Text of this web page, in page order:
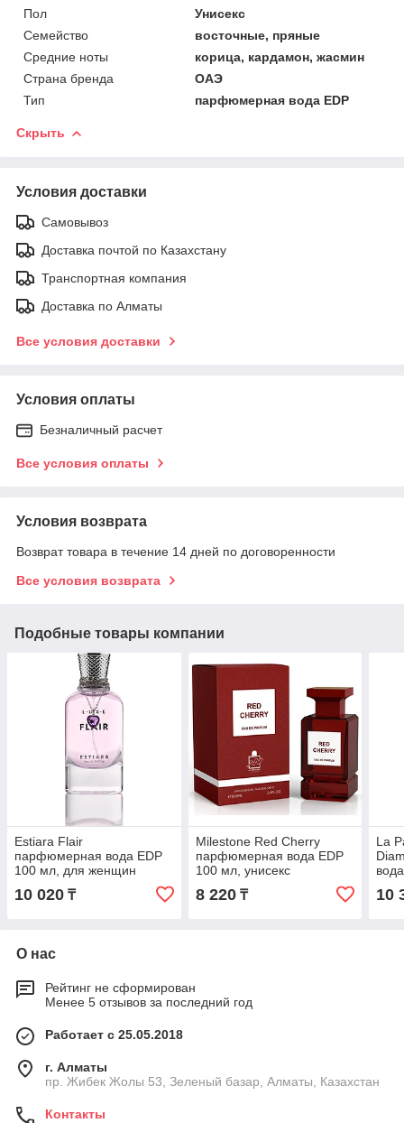
Пол
Унисекс
Семейство
восточные, пряные
Средние ноты
корица, кардамон, жасмин
Страна бренда
ОАЭ
Тип
парфюмерная вода EDP
Скрыть
Условия доставки
Самовывоз
Доставка почтой по Казахстану
Транспортная компания
Доставка по Алматы
Все условия доставки
Условия оплаты
Безналичный расчет
Все условия оплаты
Условия возврата
Возврат товара в течение 14 дней по договоренности
Все условия возврата
Подобные товары компании
Estiara Flair
парфюмерная вода EDP
100 мл, для женщин
10 020 ₸
Milestone Red Cherry
парфюмерная вода EDP
100 мл, унисекс
8 220₸
La
10
О нас
Рейтинг не сформирован
Менее 5 отзывов за последний год
Работает с 25.05.2018
г. Алматы
пр. Жибек Жолы 53, Зеленый базар, Алматы, Казахстан
Контакты